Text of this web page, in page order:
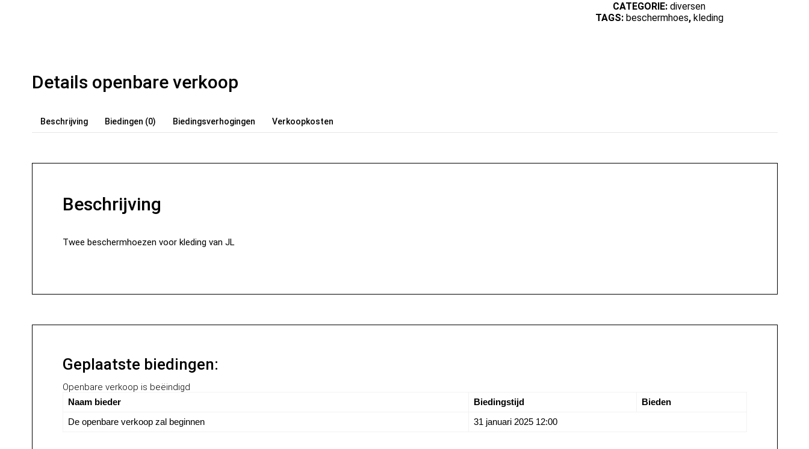
CATEGORIE:diversen
TAGS: beschermhoes, kleding
Details openbare verkoop
Beschrijving Biedingen (0) Biedingsverhogingen Verkoopkosten
Beschrijving
Twee beschermhoezen voor kleding van JL
Geplaatste biedingen:
Openbare verkoop is beëindigd
Naam bieder Biedingstijd
Bieden
De openbare verkoop zal beginnen
31 januari 2025 12:00